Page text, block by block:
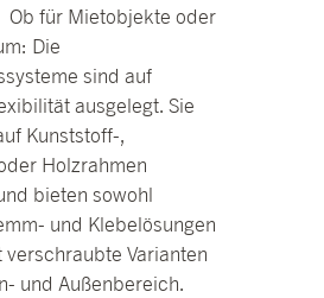
Ob für Mietobjekte oder
Die
sind auf
ausgelegt. Sie
Kunststoff-,
Holzrahmen
bieten sowohl
und Klebelösungen
verschraubte Varianten
und Außenbereich.